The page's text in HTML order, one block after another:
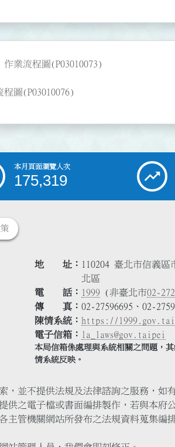
業流程圖(P03010073)
圖(P03010076)
本月頁面瀏覽人次
175,319
地 址
110204 臺北市信義區
北區
電 話
1999 (非臺北市02-
傳 真
02-27596695、02-
陳情系統
https://
電子信箱
la_laws@gov.taipei
本局信箱係處理與系統相關之問題，
情系統反映。
，並不提供法規及法律諮詢之服務，如
供之電子檔或書面編排製作，若與本府
主管機關網站所發布之法規資料蒐集